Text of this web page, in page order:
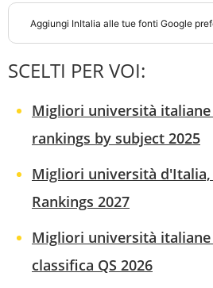
Aggiungi InItalia alle tue fonti Google
SCELTI PER VOI:
Migliori università italiane
rankings by subject 2025
Migliori università d'Italia,
Rankings 2027
Migliori università
classifica QS 2026